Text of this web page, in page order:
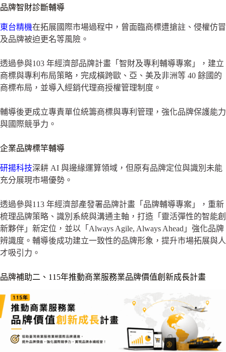
品牌智財診斷輔導
東台精機在拓展國際市場過程中，曾面臨商標遭搶註、侵權仿冒
及品牌被迫更名等風險。
透過參與103 年經濟部品牌計畫「智財及專利輔導專案」，建立
商標與專利布局策略，完成橫跨歐、亞、美及非洲等 40 餘國的
商標布局，並導入經銷代理商授權管理制度。
輔導後更成立專責單位統籌商標與專利管理，強化品牌保護能力
與國際競爭力。
企業品牌標竿輔導
研揚科技深耕 AI 與邊緣運算領域，但原有品牌定位與識別未能
充分展現市場優勢。
透過參與113 年經濟部產發署品牌計畫「品牌輔導專案」，重新
梳理品牌策略、識別系統與溝通主軸，打造「靈活彈性的智能創
新夥伴」新定位，並以「Always Agile, Always Ahead」強化品牌
辨識度。輔導後成功建立一致性的品牌形象，提升市場拓展與人
才吸引力。
品牌補助二、115年推動商業服務業品牌價值創新成長計畫